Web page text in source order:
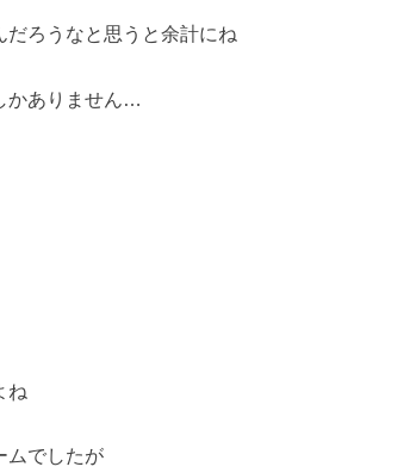
だろうなと思 うと余計にね
かありません…
ね
ムでしたが